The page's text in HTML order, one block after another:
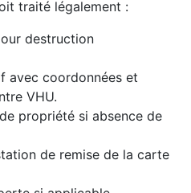
traité légalement :
destruction
avec coordonnées et
VHU.
propriété si absence de
de remise de la carte